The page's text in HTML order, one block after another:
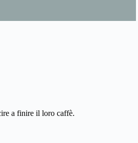
a finire il loro caffè.